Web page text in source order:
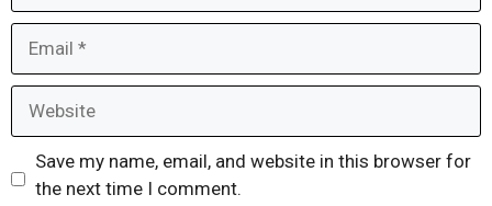
Save my name, email, and website in this browser for
the next time I comment.